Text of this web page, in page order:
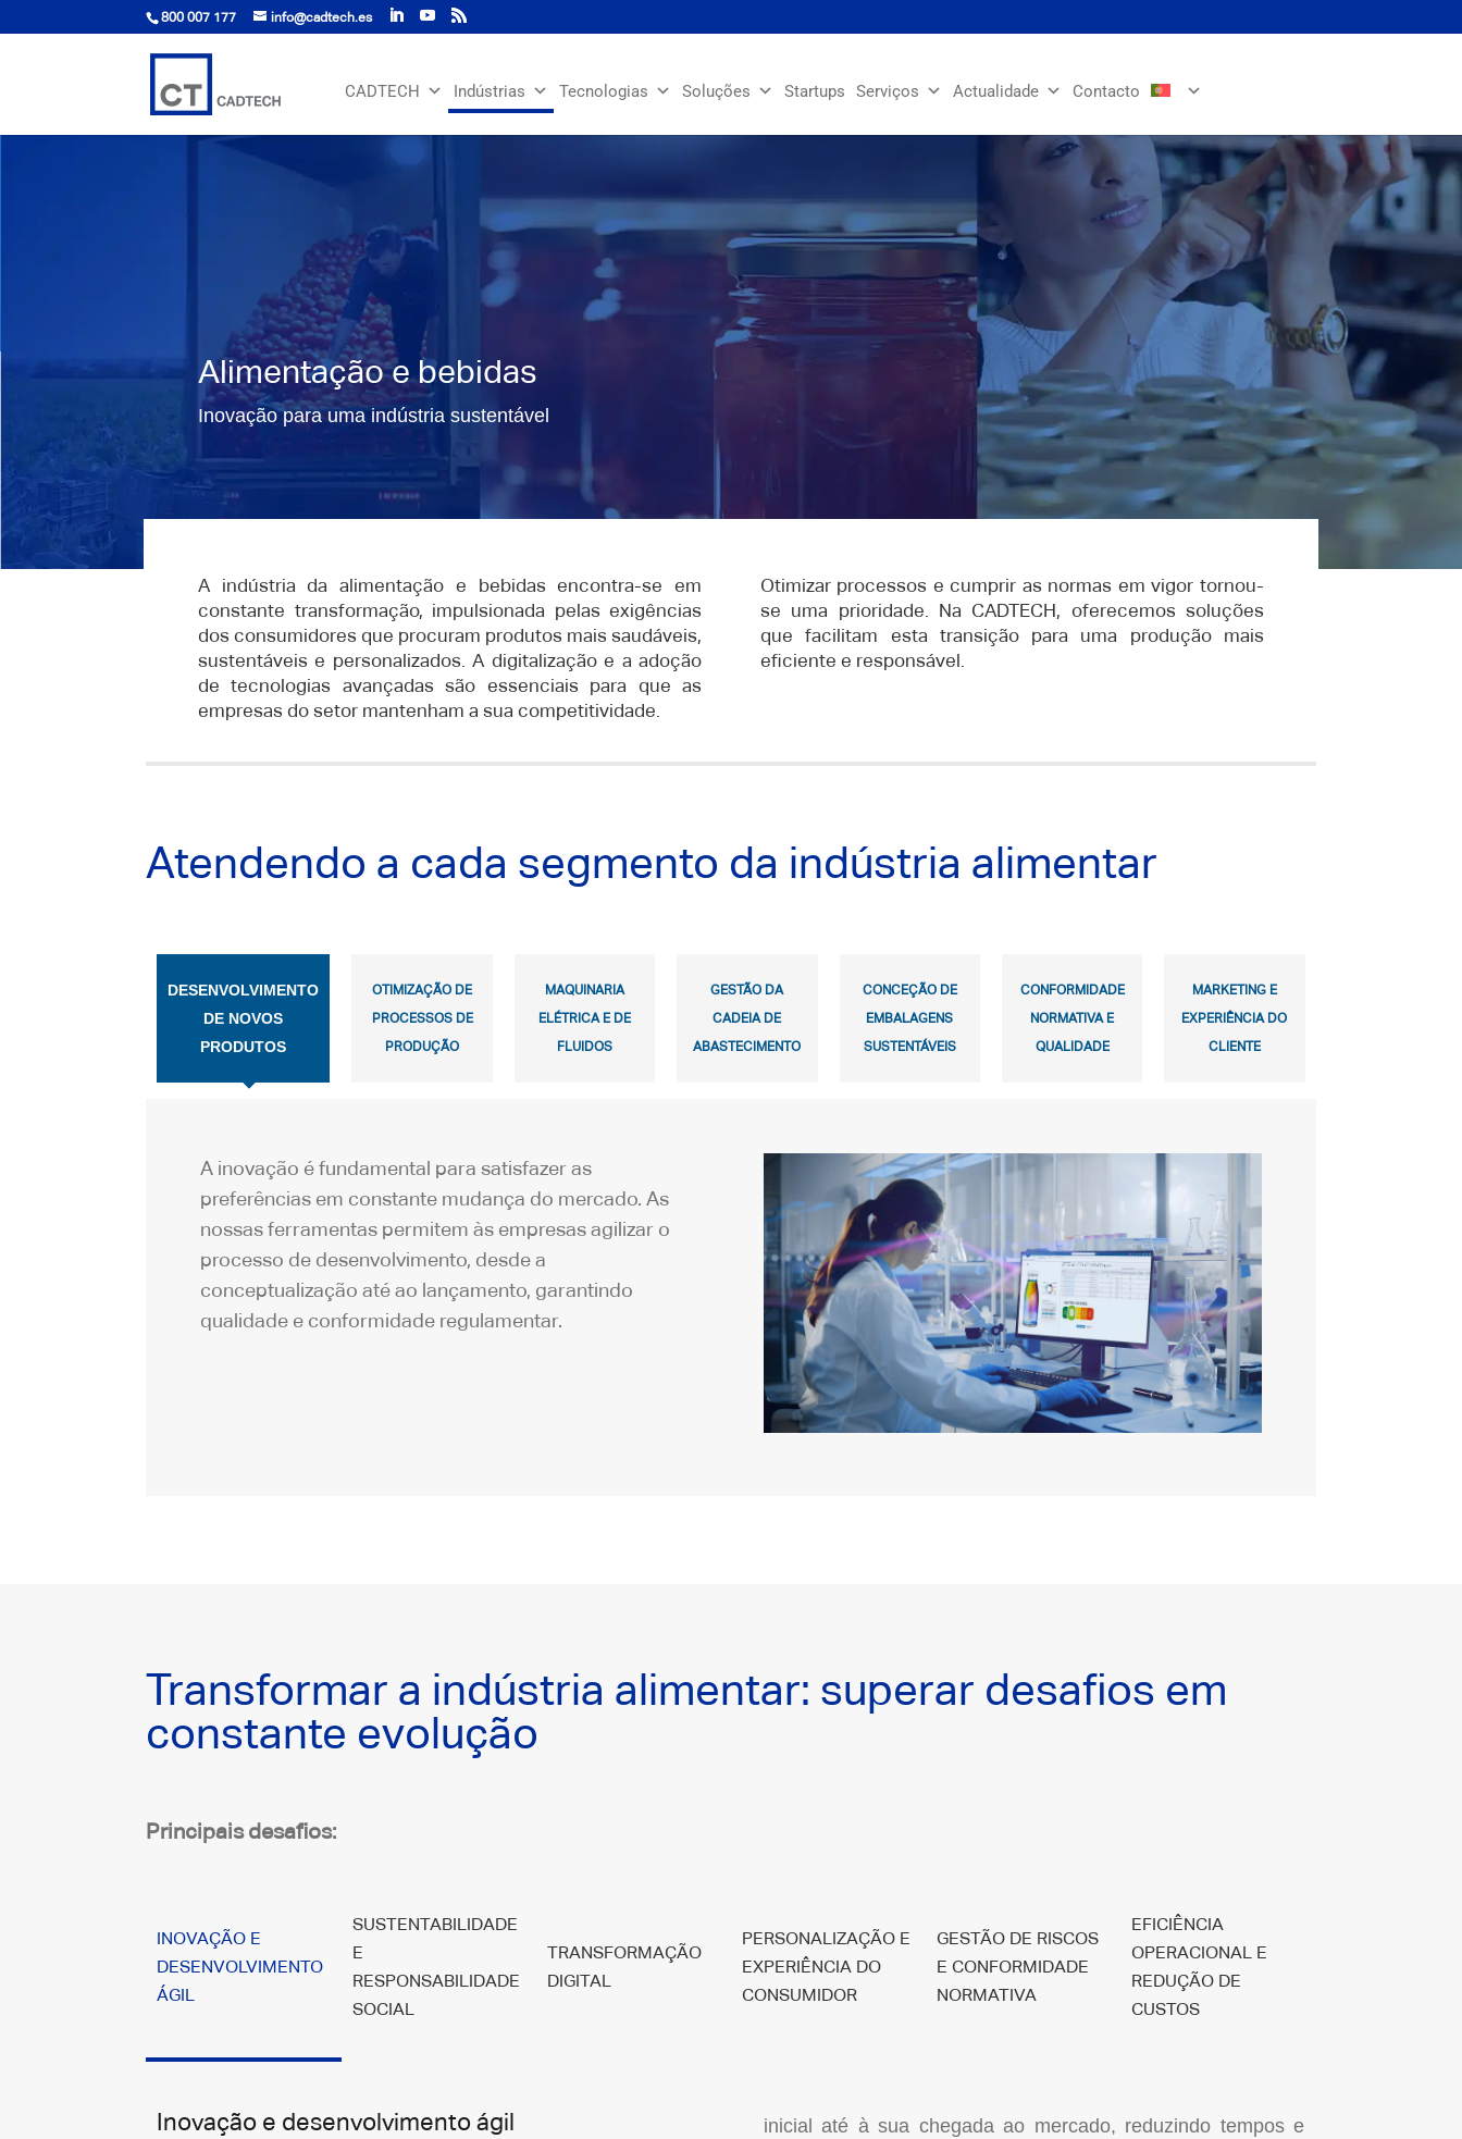
800 007 177 info@cadtech.es
CADTECH Indústrias Tecnologias Soluções Startups Serviços Actualidade Contacto
A indústria da alimentação e bebidas encontra-se em
constante transformação, impulsionada pelas exigências
dos consumidores que procuram produtos mais saudáveis,
sustentáveis e personalizados. A digitalização e a adoção
de tecnologias avançadas são essenciais para que as
empresas do setor mantenham a sua competitividade.
Alimentação e bebidas
Inovação para uma indústria sustentável
Otimizar processos e cumprir as normas em vigor tornou-
se uma prioridade. Na CADTECH, oferecemos soluções
que facilitam esta transição para uma produção mais
eficiente e responsável.
Atendendo a cada segmento da indústria alimentar
DESENVOLVIMENTO
DE NOVOS
PRODUTOS
OTIMIZAÇÃO DE
PROCESSOS DE
PRODUÇÃO
MAQUINARIA
ELÉTRICA E DE
FLUIDOS
GESTÃO DA
CADEIA DE
ABASTECIMENTO
CONCEÇÃO DE
EMBALAGENS
SUSTENTÁVEIS
CONFORMIDADE
NORMATIVA E
QUALIDADE
MARKETING E
EXPERIÊNCIA DO
CLIENTE
A inovação é fundamental para satisfazer as
preferências em constante mudança do mercado. As
nossas ferramentas permitem às empresas agilizar o
processo de desenvolvimento, desde a
conceptualização até ao lançamento, garantindo
qualidade e conformidade regulamentar.
Transformar a indústria alimentar: superar desafios em
constante evolução
Principais desafios:
INOVAÇÃO E
DESENVOLVIMENTO
ÁGIL
SUSTENTABILIDADE
E
RESPONSABILIDADE
SOCIAL
TRANSFORMAÇÃO
DIGITAL
PERSONALIZAÇÃO E
EXPERIÊNCIA DO
CONSUMIDOR
GESTÃO DE RISCOS
E CONFORMIDADE
NORMATIVA
EFICIÊNCIA
OPERACIONAL E
REDUÇÃO DE
CUSTOS
Inovação e desenvolvimento ágil
inicial até à sua chegada ao mercado, reduzindo tempos e